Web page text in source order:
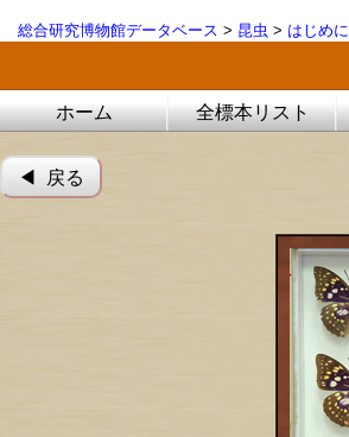
総合研究博物館データベース > 昆虫 > はじめに
ホーム 全標本リスト
◀︎ 戻る